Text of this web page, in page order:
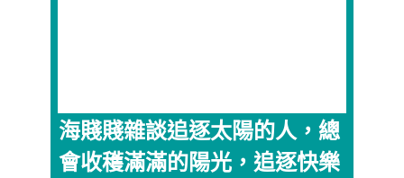
海賤賤雜談追逐太陽的人，總
會收穫滿滿的陽光，追逐快樂